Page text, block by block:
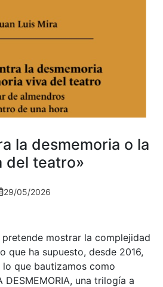
la desmemoria o la
del teatro»
29/05/2026
mostrar la complejidad
que ha supuesto, desde 2016,
que bautizamos como
DESMEMORIA, una trilogía a